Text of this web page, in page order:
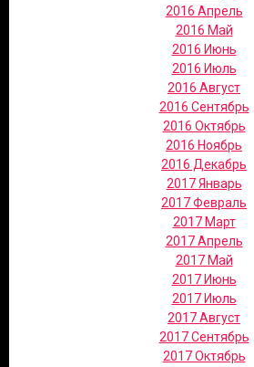
2016 Апрель
2016 Май
2016 Июнь
2016 Июль
2016 Август
2016 Сентябрь
2016 Октябрь
2016 Ноябрь
2016 Декабрь
2017 Январь
2017 Февраль
2017 Март
2017 Апрель
2017 Май
2017 Июнь
2017 Июль
2017 Август
2017 Сентябрь
2017 Октябрь